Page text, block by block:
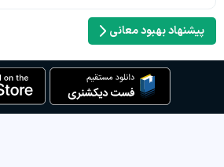
پیشنهاد بهبود معانی